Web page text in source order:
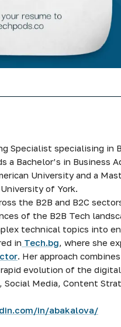
Specialist specialising in
a Bachelor’s in Business
University and a
of York.
the B2B and B2C
of the B2B Tech
technical topics into
in Tech.bg, where she
. Her approach
evolution of the digital
Social Media, Content
in/abakalova/